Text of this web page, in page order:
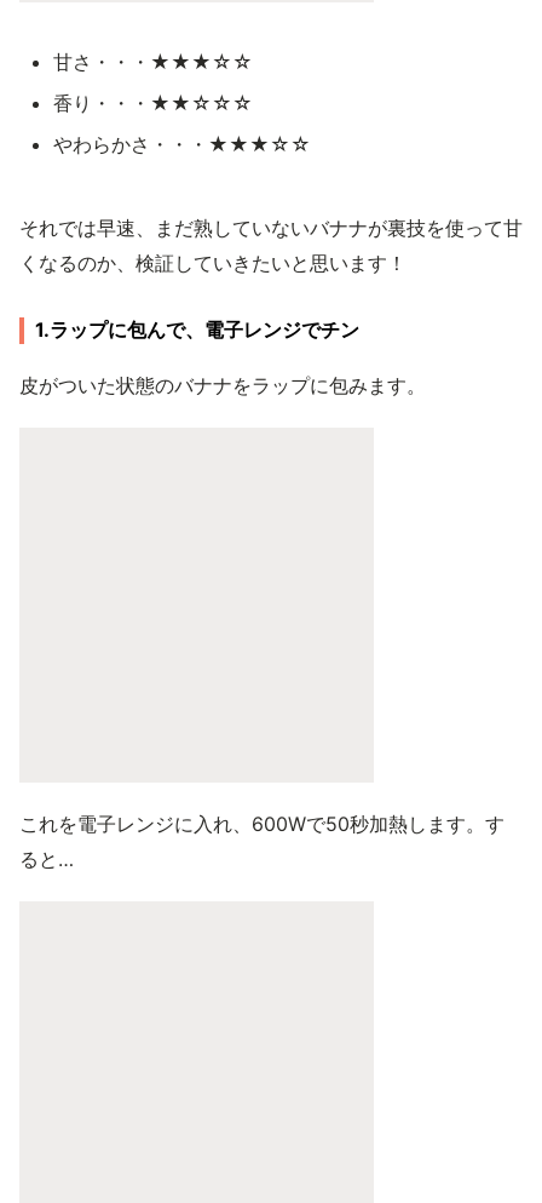
甘さ・・・★★★☆☆
香り・・・★★☆☆☆
やわらかさ・・・★★★☆☆
それでは早速、まだ熟していないバナナが裏技を使って甘
くなるのか、検証していきたいと思います！
1.ラップに包んで、電子レンジでチン
皮がついた状態のバナナをラップに包みます。
これを電子レンジに入れ、600Wで50秒加熱します。す
ると…